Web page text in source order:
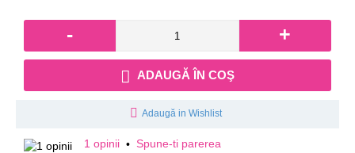
- +
ADAUGĂ ÎN COŞ
Adaugă in Wishlist
1 opinii • Spune-ti parerea